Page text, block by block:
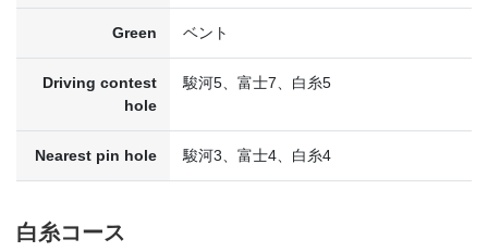
Green ベント
Driving contest
hole
駿河5、富士7、白糸5
Nearest pin hole 駿河3、富士4、白糸4
白糸コース